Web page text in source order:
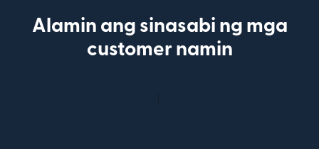
Alamin ang sinasabi ng mga
customer namin